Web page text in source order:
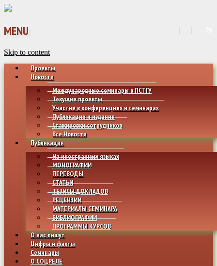
MENU
Skip to content
Проекты
Новости
Международные семинары в ПСТГУ
Текущие проекты
Участие в конференциях и семинарах
Публикации и издания
Стажировки сотрудников
Все Новости
Публикации
На иностранных языках
МОНОГРАФИИ
ПЕРЕВОДЫ
СТАТЬИ
ТЕЗИСЫ ДОКЛАДОВ
РЕЦЕНЗИИ
МАТЕРИАЛЫ СЕМИНАРА
БИБЛИОГРАФИИ
ПРОГРАММЫ КУРСОВ
О нас пишут
Цифры и факты
Семинары
О СОЦРЕЛЕ